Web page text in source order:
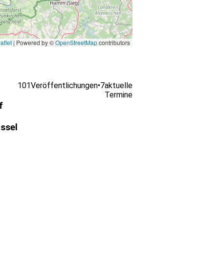
| Powered by ©OpenStreetMapcontributors
101Veröffentlichungen•7aktuelle
Termine